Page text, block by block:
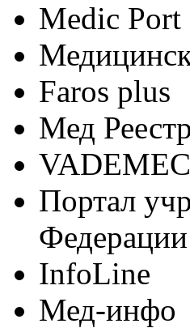
Medic Port
Faros plus
Мед Реестр
Портал
Федерации
InfoLine
Мед-инфо